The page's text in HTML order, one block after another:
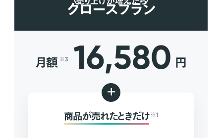
グロースプラン
月額 ※3 16,580 円
+
商品が売れたときだけ ※1